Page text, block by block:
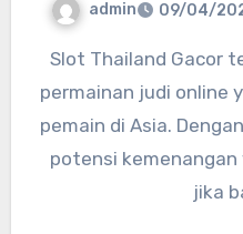
admin 09/04/
Slot Thailand Gacor telah menjadi salah satu
permainan judi online
pemain di Asia.
potensi kemenangan
jika